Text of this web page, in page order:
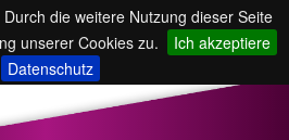
die weitere Nutzung dieser Seite
unserer Cookies zu.
Ich akzeptiere
Datenschutz